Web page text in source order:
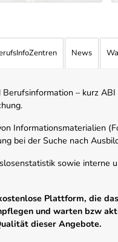
News
– kurz
Informationsmaterialien
bei der Suche nach
sowie
Plattform, die
und warten bzw
dieser Angebote.